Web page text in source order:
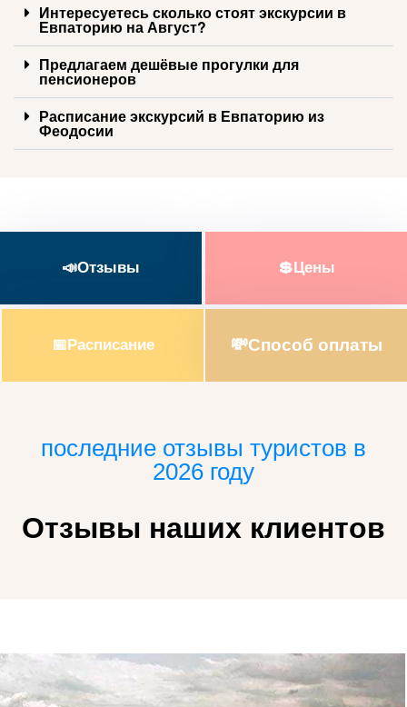
Интересуетесь сколько стоят экскурсии в
Евпаторию на Август?
Предлагаем дешёвые прогулки для
пенсионеров
Расписание экскурсий в Евпаторию из
Феодосии
📣Отзывы 💲Цены
📅Расписание 💸Способ оплаты
последние отзывы туристов в
2026 году
Отзывы наших клиентов